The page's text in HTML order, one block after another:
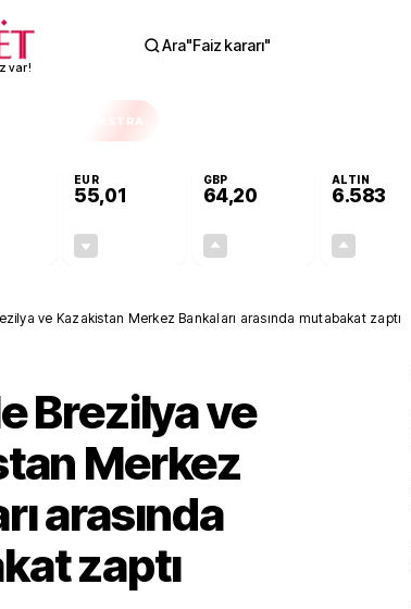
var!
Ara"Faiz kararı"
EKSTRA
EUR
55,01
GBP
64,20
ALTIN
6.583
ve Kazakistan Merkez Bankaları arasında mutabakat zaptı
Brezilya ve
Merkez
arasında
zaptı